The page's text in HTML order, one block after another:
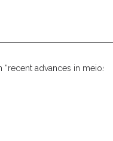
“recent advances in